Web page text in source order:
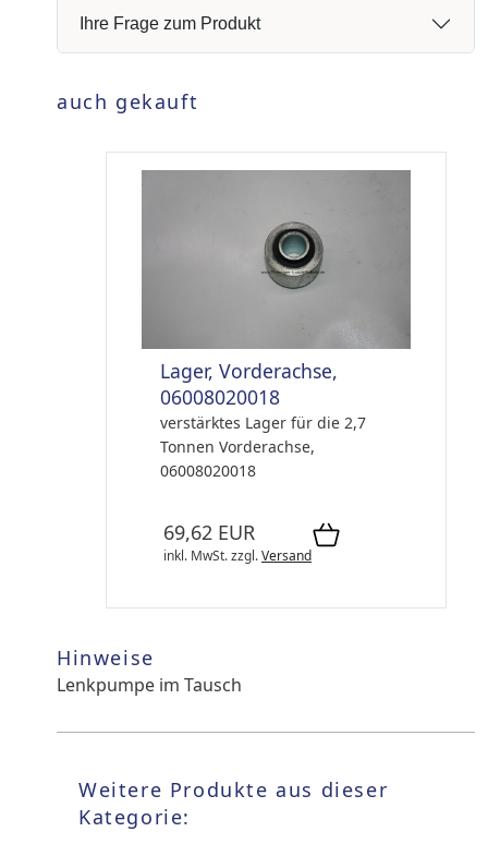
Ihre Frage zum Produkt
auch gekauft
Lager, Vorderachse,
06008020018
verstärktes Lager für die 2,7
Tonnen Vorderachse,
06008020018
69,62 EUR
inkl. MwSt.zzgl.Versand
Hinweise
Lenkpumpe im Tausch
Weitere Produkte aus dieser
Kategorie: